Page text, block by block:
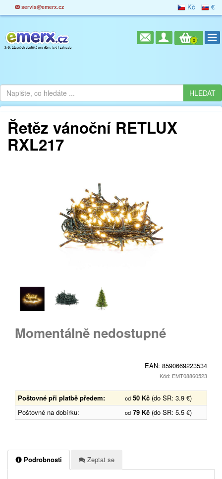
servis@emerx.cz Kč €
0
Řetěz vánoční RETLUX
RXL217
Momentálně nedostupné
EAN: 8590669223534
Kód: EMT08860523
Poštovné při platbě předem: od 50 Kč (do SR: 3.9 €)
Poštovné na dobírku:
od 79 Kč (do SR: 5.5 €)
Podrobnosti Zeptat se